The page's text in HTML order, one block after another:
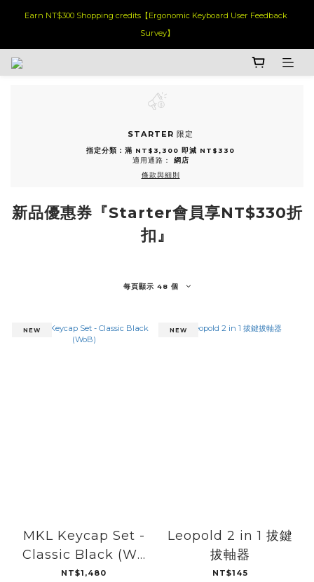
Earn NT$300 Shopping credits【Ergonomic Keyboard User Feedback
Survey】
STARTER 限定
指定分類：滿 NT$3,300 即減 NT$330
適用通路： 網店
條款與細則
新品優惠券『Starter會員享NT$330折
扣』
每頁顯示 48 個
NEW
MKL Keycap Set -
Classic Black (Wo
B)
NT$1,480
NEW
Leopold 2 in 1 拔鍵
拔軸器
NT$145